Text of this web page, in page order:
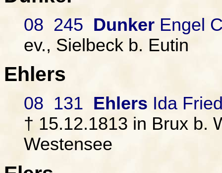
08 245 Dunker Engel
ev., Sielbeck b. Eutin
Ehlers
08 131 Ehlers Ida
† 15.12.1813 in Brux b.
Westensee